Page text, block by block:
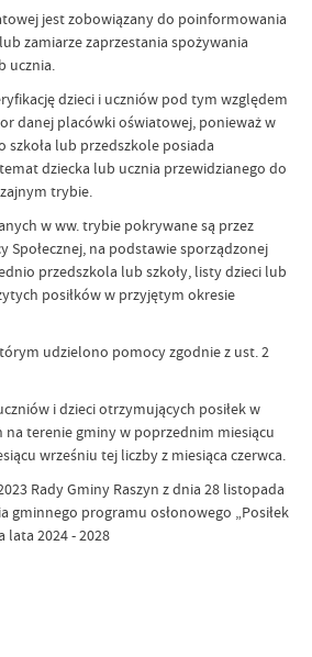
jest zobowiązany do poinformowania
zamiarze zaprzestania spożywania
ucznia.
dzieci i uczniów pod tym względem
danej placówki oświatowej, ponieważ w
lub przedszkole posiada
dziecka lub ucznia przewidzianego do
trybie.
w ww. trybie pokrywane są przez
Społecznej, na podstawie sporządzonej
przedszkola lub szkoły, listy dzieci lub
posiłków w przyjętym okresie
udzielono pomocy zgodnie z ust. 2
i dzieci otrzymujących posiłek w
na terenie gminy w poprzednim miesiącu
wrześniu tej liczby z miesiąca czerwca.
Rady Gminy Raszyn z dnia 28 listopada
gminnego programu osłonowego „Posiłek
lata 2024 - 2028